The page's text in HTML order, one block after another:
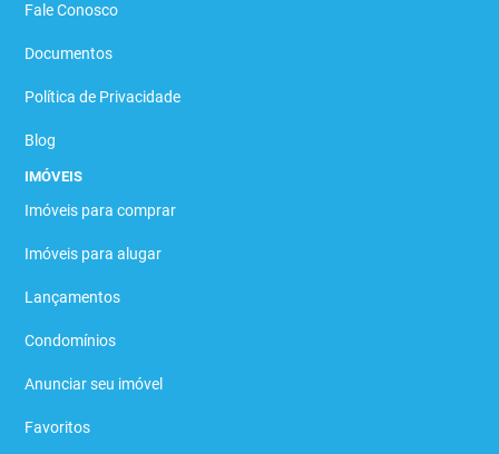
Fale Conosco
Documentos
Política de Privacidade
Blog
IMÓVEIS
Imóveis para comprar
Imóveis para alugar
Lançamentos
Condomínios
Anunciar seu imóvel
Favoritos